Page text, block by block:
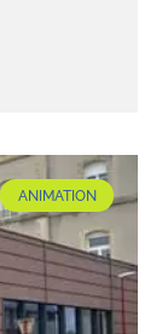
ANIMATION